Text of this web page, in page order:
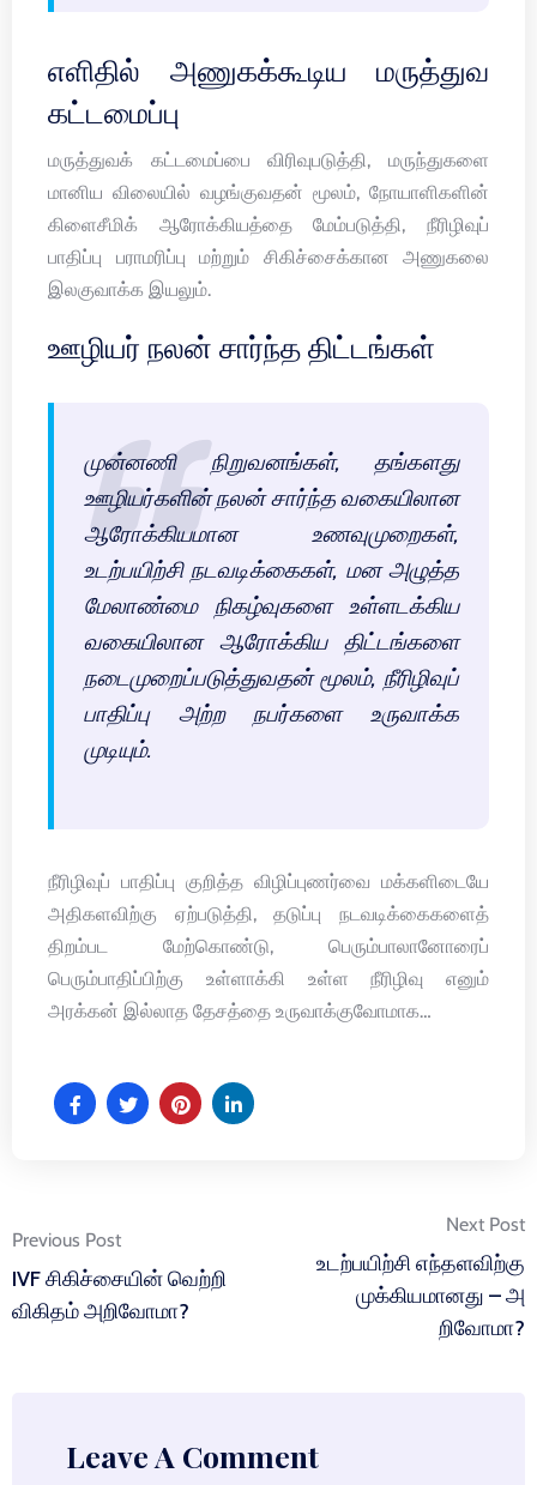
எளிதில் அணுகக்கூடிய மருத்துவ
கட்டமைப்பு
மருத்துவக் கட்டமைப்பை விரிவுபடுத்தி, மருந்துகளை
மானிய விலையில் வழங்குவதன் மூலம், நோயாளிகளின்
கிளைசீமிக் ஆரோக்கியத்தை மேம்படுத்தி, நீரிழிவுப்
பாதிப்பு பராமரிப்பு மற்றும் சிகிச்சைக்கான அணுகலை
இலகுவாக்க இயலும்.
ஊழியர் நலன் சார்ந்த திட்டங்கள்
முன்னணி நிறுவனங்கள், தங்களது
ஊழியர்களின் நலன் சார்ந்த வகையிலான
ஆரோக்கியமான உணவுமுறைகள்,
உடற்பயிற்சி நடவடிக்கைகள், மன அழுத்த
மேலாண்மை நிகழ்வுகளை உள்ளடக்கிய
வகையிலான ஆரோக்கிய திட்டங்களை
நடைமுறைப்படுத்துவதன் மூலம், நீரிழிவுப்
பாதிப்பு அற்ற நபர்களை உருவாக்க
முடியும்.
நீரிழிவுப் பாதிப்பு குறித்த விழிப்புணர்வை மக்களிடையே
அதிகளவிற்கு ஏற்படுத்தி, தடுப்பு நடவடிக்கைகளைத்
திறம்பட மேற்கொண்டு, பெரும்பாலானோரைப்
பெரும்பாதிப்பிற்கு உள்ளாக்கி உள்ள நீரிழிவு எனும்
அரக்கன் இல்லாத தேசத்தை உருவாக்குவோமாக…
Post
navigation
Previous Post
IVF சிகிச்சையின் வெற்றி
விகிதம் அறிவோமா?
Next Post
உடற்பயிற்சி எந்தளவிற்கு
முக்கியமானது – அ
றிவோமா?
Leave A Comment